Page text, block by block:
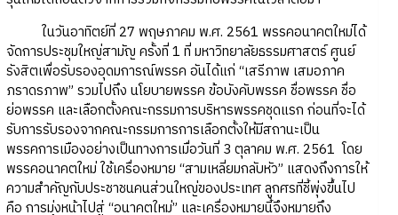
ในวันอาทิตย์ที่ 27 พฤษภาคม พ.ศ. 2561 พรรคอนาคตใหม่ได้
จัดการประชุมใหญ่สามัญ ครั้งที่ 1 ที่ มหาวิทยาลัยธรรมศาสตร์ ศูนย์
รังสิตเพื่อรับรองอุดมการณ์พรรค อันได้แก่ “เสรีภาพ เสมอภาค
ภราดรภาพ” รวมไปถึง นโยบายพรรค ข้อบังคับพรรค ชื่อพรรค ชื่อ
ย่อพรรค และเลือกตั้งคณะกรรมการบริหารพรรคชุดแรก ก่อนที่จะได้
รับการรับรองจากคณะกรรมการการเลือกตั้งให้มีสถานะเป็น
พรรคการเมืองอย่างเป็นทางการเมื่อวันที่ 3 ตุลาคม พ.ศ. 2561 โดย
พรรคอนาคตใหม่ ใช้เครื่องหมาย “สามเหลี่ยมกลับหัว” แสดงถึงการให้
ความสำคัญกับประชาชนคนส่วนใหญ่ของประเทศ ลูกศรที่ชี้พุ่งขึ้นไป
คือ การมุ่งหน้าไปสู่ “อนาคตใหม่” และเครื่องหมายนี้จึงหมายถึง